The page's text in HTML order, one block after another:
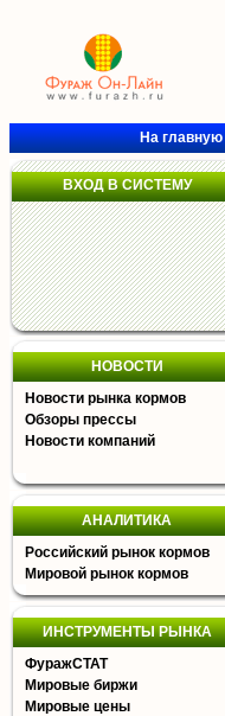
На главную
ВХОД В СИСТЕМУ
НОВОСТИ
Новости рынка кормов
Обзоры прессы
Новости компаний
АНАЛИТИКА
Российский рынок кормов
Мировой рынок кормов
ИНСТРУМЕНТЫ РЫНКА
ФуражСТАТ
Мировые биржи
Мировые цены